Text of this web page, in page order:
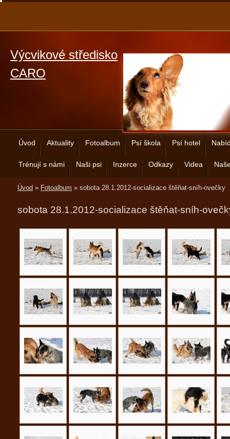
Výcvikové středisko
CARO
Úvod Aktuality Fotoalbum Psí škola Psí hotel
Trénují s námi Naši psi Inzerce Odkazy Videa
Úvod » Fotoalbum » sobota 28.1.2012-socializace štěňat-sníh-ovečky
sobota 28.1.2012-socializace štěňat-sníh-